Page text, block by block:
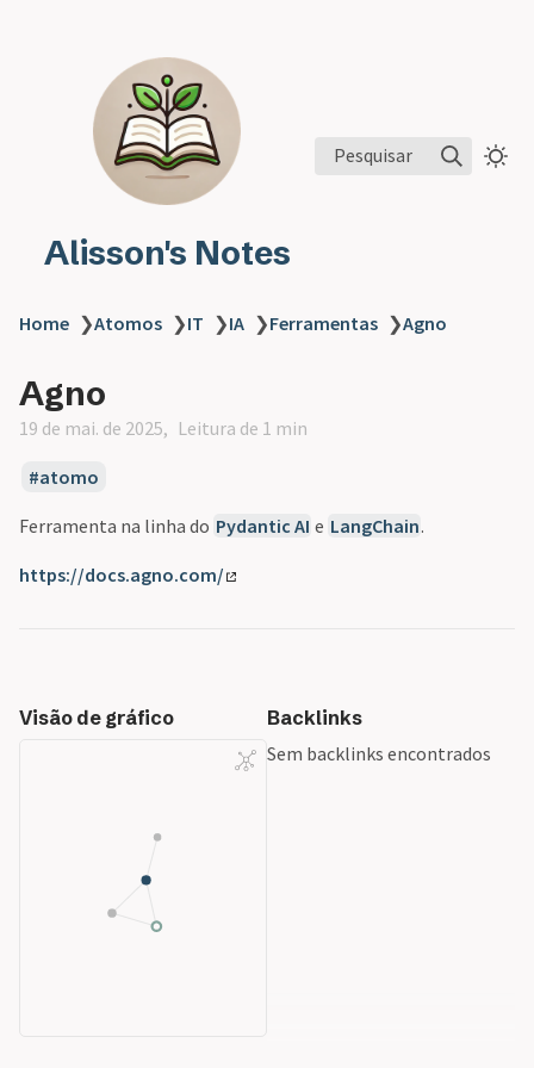
Alisson's Notes
Pesquisar
Home ❯Atomos ❯IT ❯IA ❯Ferramentas ❯Agno
Agno
19 de mai. de 2025 Leitura de 1 min
atomo
Ferramenta na linha do Pydantic AI e LangChain.
https://docs.agno.com/
Visão de gráfico
Backlinks
Sem backlinks encontrados